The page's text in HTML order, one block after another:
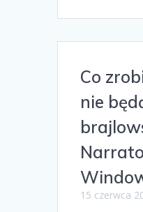
Co
nie
15 czerwca